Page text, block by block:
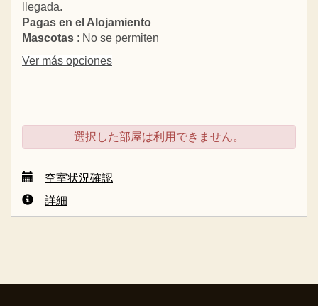
llegada.
Pagas en el Alojamiento
Mascotas : No se permiten
Ver más opciones
選択した部屋は利用できません。
空室状況確認
詳細